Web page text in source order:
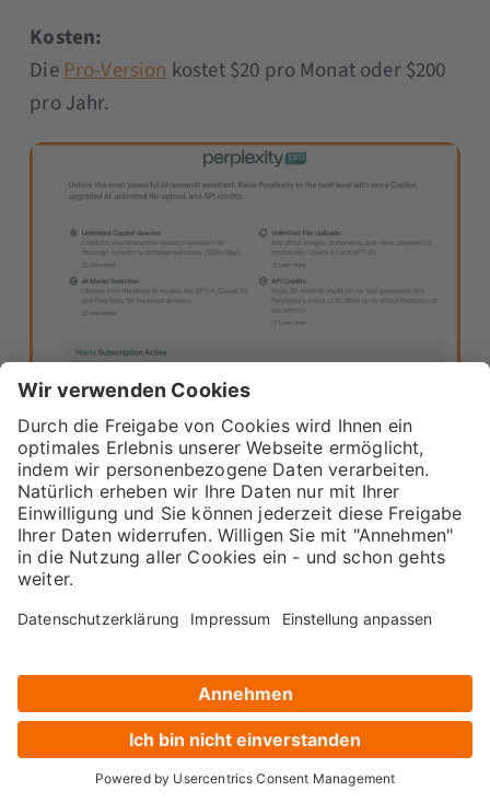
Kosten:
DiePro-Versionkostet $20 pro Monat oder $200
pro Jahr.
Die oben genannten Funktionen und der Preis
machen die Pro-Version von Perplexity AI zu
einer attraktiven Option, wenn du auf der Suche
nach einem leistungsfähigen, AI-gestützten
Forschungsassistenten bist, der auf
fortschrittliche Sprachmodelle und zusätzliche
Informationen und Anleitungen zur Nutzung von
Perplexity Pro, besuche bitte die offizielle
Website oder den Blog von Perplexity AI.